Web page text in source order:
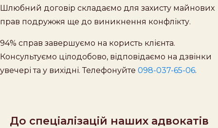
Шлюбний договір складаємо для захисту майнових
прав подружжя ще до виникнення конфлікту.
94% справ завершуємо на користь клієнта.
Консультуємо цілодобово, відповідаємо на дзвінки
увечері та у вихідні. Телефонуйте 098-037-65-06.
До спеціалізацій наших адвокатів